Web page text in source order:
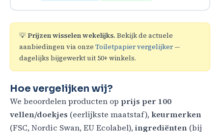
💡Prijzen wisselen wekelijks. Bekijk de actuele
aanbiedingen via onze Toiletpapier vergelijker —
dagelijks bijgewerkt uit 50+ winkels.
Hoe vergelijken wij?
We beoordelen producten op prijs per 100
vellen/doekjes (eerlijkste maatstaf),keurmerken
(FSC, Nordic Swan, EU Ecolabel),ingrediënten (bij